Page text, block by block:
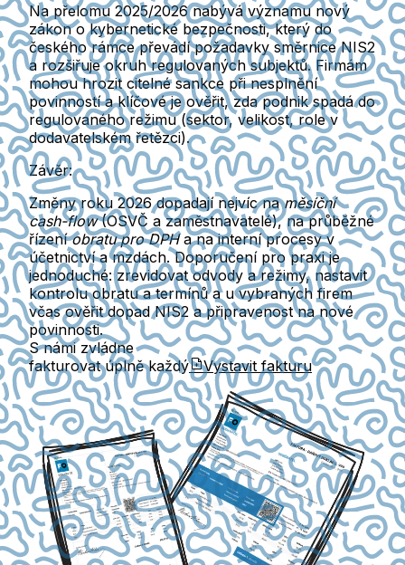
Na přelomu 2025/2026 nabývá významunový
zákon o kybernetické bezpečnosti, který do
českého rámce převádí požadavky směrniceNIS2
a rozšiřuje okruh regulovaných subjektů. Firmám
mohou hrozit citelné sankce při nesplnění
povinností a klíčové je ověřit, zda podnik spadá do
regulovaného režimu (sektor, velikost, role v
dodavatelském řetězci).
Závěr:
Změny roku 2026 dopadají nejvíc naměsíční
cash-flow(OSVČ a zaměstnavatelé), na průběžné
řízeníobratu pro DPHa na interní procesy v
účetnictví a mzdách. Doporučení pro praxi je
jednoduché:zrevidovat odvody a režimy, nastavit
kontrolu obratu a termínůa u vybraných firem
včas ověřitdopad NIS2 a připravenost na nové
povinnosti.
S námi zvládne
fakturovat úplně každý
Vystavit fakturu